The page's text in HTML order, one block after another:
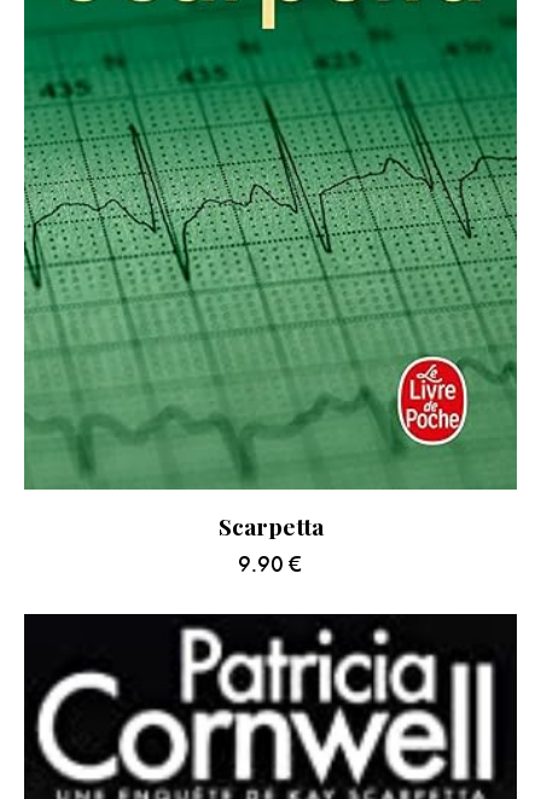
Scarpetta
9.90 €